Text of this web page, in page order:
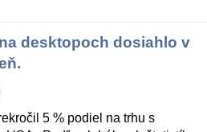
desktopoch dosiahlo v
5 % podiel na trhu s